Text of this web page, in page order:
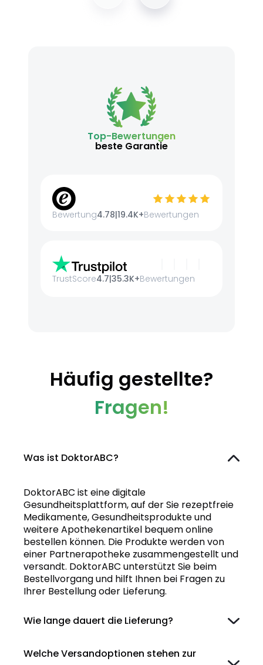
Top-Bewertungen
beste Garantie
Bewertung4.78|19.4K+Bewertungen
TrustScore4.7|35.3K+Bewertungen
Häufig gestellte?
Fragen!
Was ist DoktorABC?
DoktorABC ist eine digitale
Gesundheitsplattform, auf der Sie rezeptfreie
Medikamente, Gesundheitsprodukte und
weitere Apothekenartikel bequem online
bestellen können. Die Produkte werden von
einer Partnerapotheke zusammengestellt und
versandt. DoktorABC unterstützt Sie beim
Bestellvorgang und hilft Ihnen bei Fragen zu
Ihrer Bestellung oder Lieferung.
Wie lange dauert die Lieferung?
Welche Versandoptionen stehen zur